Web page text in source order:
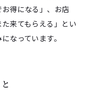
得になる」、お店
来てもらえる」とい
なっています。